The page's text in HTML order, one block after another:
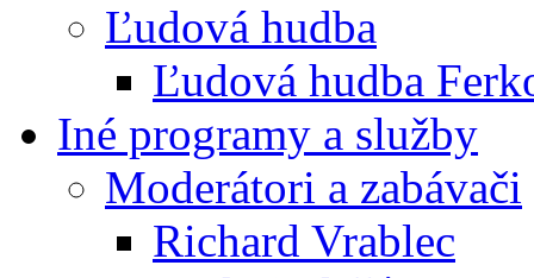
Ľudová hudba
Ľudová hudba
Iné programy a služby
Moderátori a zabávači
Richard Vrablec